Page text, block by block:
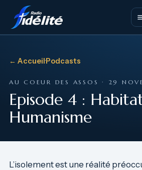
← Accueil·Podcasts
AU COEUR DES ASSOS · 29
Episode 4 :
Humanisme
L’isolement est une réalité